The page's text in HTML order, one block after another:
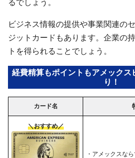
るでしょう。
ビジネス情報の提供や事業関連の
ジットカードもあります。企業の
トを得られることでしょう。
経費精算もポイントもアメックス
り！
カード名
＼おすすめ／
・アメックスな